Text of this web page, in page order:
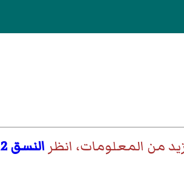
من المعلومات، انظر النسق 2 (الكامبري)